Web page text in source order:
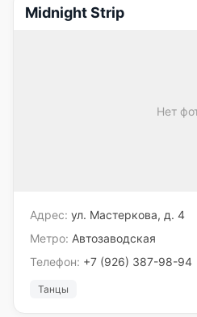
Midnight Strip
Нет
Адрес: ул. Мастеркова, д. 4
Метро: Автозаводская
Телефон: +7 (926) 387-98-94
Танцы